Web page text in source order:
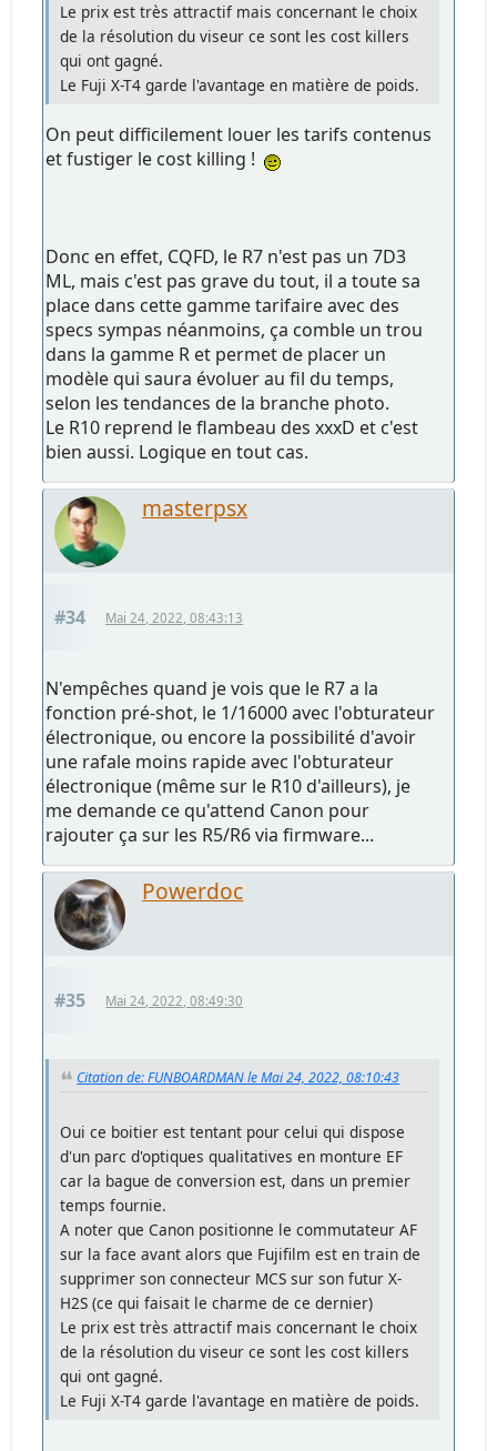
Le prix est très attractif mais concernant le choix
de la résolution du viseur ce sont les cost killers
qui ont gagné.
Le Fuji X-T4 garde l'avantage en matière de poids.
On peut difficilement louer les tarifs contenus
et fustiger le cost killing !
Donc en effet, CQFD, le R7 n'est pas un 7D3
ML, mais c'est pas grave du tout, il a toute sa
place dans cette gamme tarifaire avec des
specs sympas néanmoins, ça comble un trou
dans la gamme R et permet de placer un
modèle qui saura évoluer au fil du temps,
selon les tendances de la branche photo.
Le R10 reprend le flambeau des xxxD et c'est
bien aussi. Logique en tout cas.
masterpsx
#34 Mai 24, 2022, 08:43:13
N'empêches quand je vois que le R7 a la
fonction pré-shot, le 1/16000 avec l'obturateur
électronique, ou encore la possibilité d'avoir
une rafale moins rapide avec l'obturateur
électronique (même sur le R10 d'ailleurs), je
me demande ce qu'attend Canon pour
rajouter ça sur les R5/R6 via firmware...
Powerdoc
#35 Mai 24, 2022, 08:49:30
Citation de: FUNBOARDMAN le Mai 24, 2022, 08:10:43
Oui ce boitier est tentant pour celui qui dispose
d'un parc d'optiques qualitatives en monture EF
car la bague de conversion est, dans un premier
temps fournie.
A noter que Canon positionne le commutateur AF
sur la face avant alors que Fujifilm est en train de
supprimer son connecteur MCS sur son futur X-
H2S (ce qui faisait le charme de ce dernier)
Le prix est très attractif mais concernant le choix
de la résolution du viseur ce sont les cost killers
qui ont gagné.
Le Fuji X-T4 garde l'avantage en matière de poids.